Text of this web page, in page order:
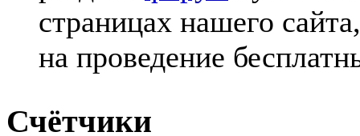
страницах нашего
на проведение
Счётчики